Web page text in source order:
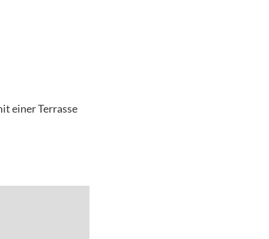
einer Terrasse